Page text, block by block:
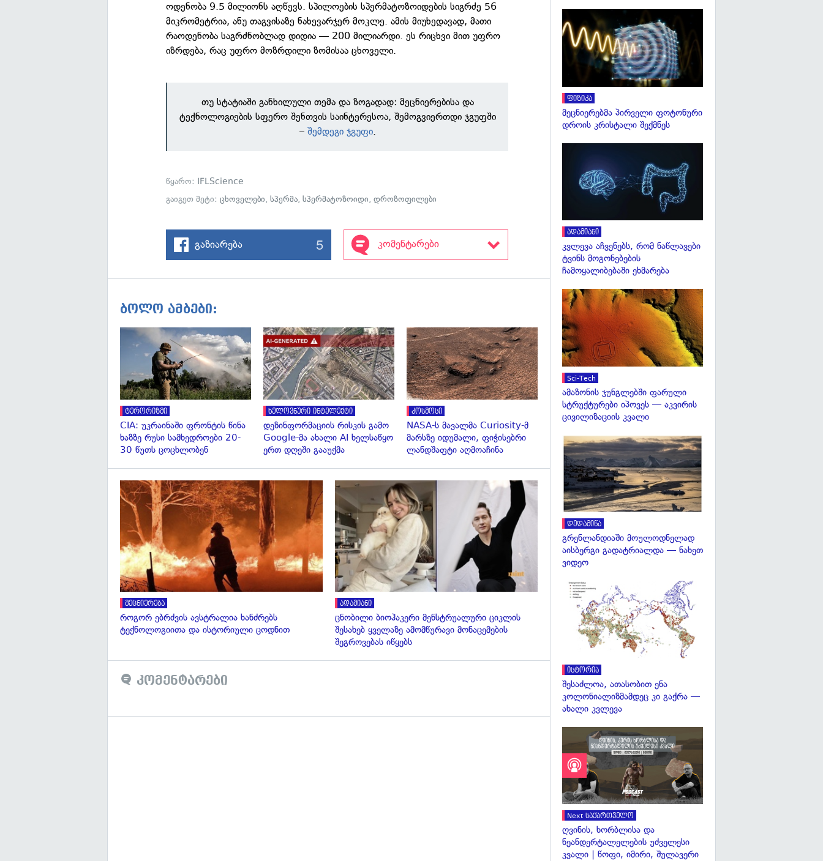
ოდენობა 9.5 მილიონს აღწევს. სპილოების სპერმატოზოიდების სიგრძე 56
მიკრომეტრია, ანუ თაგვისაზე ნახევარჯერ მოკლე. ამის მიუხედავად, მათი
რაოდენობა საგრძნობლად დიდია — 200 მილიარდი. ეს რიცხვი მით უფრო
იზრდება, რაც უფრო მოზრდილი ზომისაა ცხოველი.
თუ სტატიაში განხილული თემა და ზოგადად: მეცნიერებისა და
ტექნოლოგიების სფერო შენთვის საინტერესოა, შემოგვიერთდი ჯგუფში
–შემდეგი ჯგუფი.
წყარო: IFLScience
გაიგეთ მეტი:ცხოველები,სპერმა,სპერმატოზოიდი,დროზოფილები
გაზიარება 5 კომენტარები
ბოლო ამბები:
გადახედვა
ტერორიზმი
CIA: უკრაინაში ფრონტის წინა
ხაზზე რუსი სამხედროები 20-
30 წუთს ცოცხლობენ
გადახედვა
ხელოვნური ინტელექტი
დეზინფორმაციის რისკის გამო
Google-მა ახალი AI ხელსაწყო
ერთ დღეში გააუქმა
გადახედვა
კოსმოსი
NASA-ს მავალმა Curiosity-მ
მარსზე იდუმალი, ფიჭისებრი
ლანდშაფტი აღმოაჩინა
მეცნიერება
როგორ ებრძვის ავსტრალია ხანძრებს
ტექნოლოგიითა და ისტორიული ცოდნით
გადახედვა
ადამიანი
ცნობილი ბიოჰაკერი მენსტრუალური ციკლის
შესახებ ყველაზე ამომწურავი მონაცემების
შეგროვებას იწყებს
კომენტარები
ფიზიკა
მეცნიერებმა პირველი ფოტონური
დროის კრისტალი შექმნეს
ადამიანი
კვლევა აჩვენებს, რომ ნაწლავები
ტვინს მოგონებების
ჩამოყალიბებაში ეხმარება
Sci-Tech
ამაზონის ჯუნგლებში ფარული
სტრუქტურები იპოვეს — აკვირის
ცივილიზაციის კვალი
დედამიწა
გრენლანდიაში მოულოდნელად
აისბერგი გადატრიალდა — ნახეთ
ვიდეო
ისტორია
შესაძლოა, ათასობით ენა
კოლონიალიზმამდეც კი გაქრა —
ახალი კვლევა
Next საქართველო
ღვინის, ხორბლისა და
ნეანდერტალელების უძველესი
კვალი | წოფი, იმირი, შულავერი